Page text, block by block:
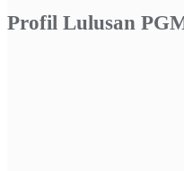
Profil Lulusan